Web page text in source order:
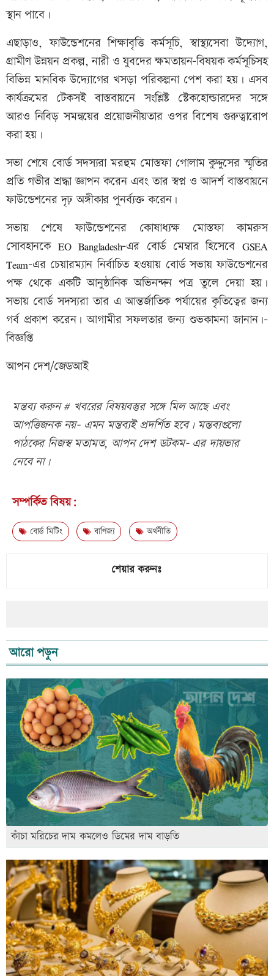
স্থান পাবে।
এছাড়াও, ফাউন্ডেশনের শিক্ষাবৃত্তি কর্মসূচি, স্বাস্থ্যসেবা উদ্যোগ,
গ্রামীণ উন্নয়ন প্রকল্প, নারী ও যুবদের ক্ষমতায়ন-বিষয়ক কর্মসূচিসহ
বিভিন্ন মানবিক উদ্যোগের খসড়া পরিকল্পনা পেশ করা হয়। এসব
কার্যক্রমের টেকসই বাস্তবায়নে সংশ্লিষ্ট স্টেকহোল্ডারদের সঙ্গে
আরও নিবিড় সমন্বয়ের প্রয়োজনীয়তার ওপর বিশেষ গুরুত্বারোপ
করা হয়।
সভা শেষে বোর্ড সদস্যরা মরহুম মোস্তফা গোলাম কুদ্দুসের স্মৃতির
প্রতি গভীর শ্রদ্ধা জ্ঞাপন করেন এবং তার স্বপ্ন ও আদর্শ বাস্তবায়নে
ফাউন্ডেশনের দৃঢ় অঙ্গীকার পুনর্ব্যক্ত করেন।
সভায় শেষে ফাউন্ডেশনের কোষাধ্যক্ষ মোস্তফা কামরুস
সোবহানকে EO Bangladesh-এর বোর্ড মেম্বার হিসেবে GSEA
Team-এর চেয়ারম্যান নির্বাচিত হওয়ায় বোর্ড সভায় ফাউন্ডেশনের
পক্ষ থেকে একটি আনুষ্ঠানিক অভিনন্দন পত্র তুলে দেয়া হয়।
সভায় বোর্ড সদস্যরা তার এ আন্তর্জাতিক পর্যায়ের কৃতিত্বের জন্য
গর্ব প্রকাশ করেন। আগামীর সফলতার জন্য শুভকামনা জানান।-
বিজ্ঞপ্তি
আপন দেশ/জেডআই
মন্তব্য করুন # খবরের বিষয়বস্তুর সঙ্গে মিল আছে এবং
আপত্তিজনক নয়- এমন মন্তব্যই প্রদর্শিত হবে। মন্তব্যগুলো
পাঠকের নিজস্ব মতামত, আপন দেশ ডটকম- এর দায়ভার
নেবে না।
সম্পর্কিত বিষয়:
বোর্ড মিটিং বাণিজ্য অর্থনীতি
শেয়ার করুনঃ
আরো পড়ুন
কাঁচা মরিচের দাম কমলেও ডিমের দাম বাড়তি